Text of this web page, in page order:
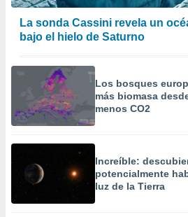
La sonda Cassini revela un
bajo el hielo de Saturno
Los bosques
más biomasa
menos CO2
Increíble:
potencialmente
luz de la Tierra